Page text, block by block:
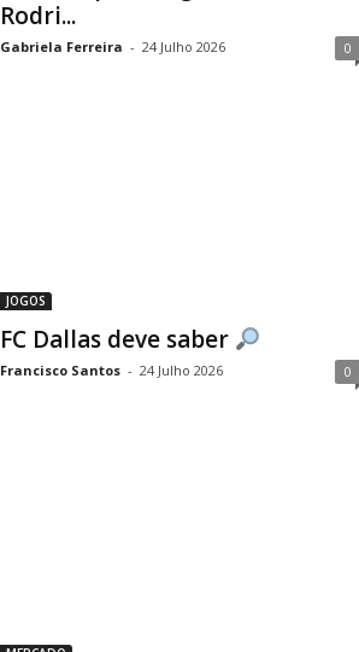
Rodri...
Gabriela Ferreira - 24 Julho 2026 0
JOGOS
FC Dallas deve saber
Francisco Santos - 24 Julho 2026 0